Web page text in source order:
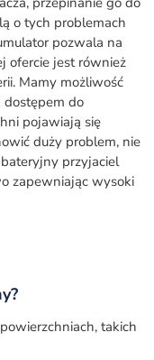
o tych problemach
pozwala na
ofercie jest również
Mamy możliwość
dostępem do
pojawiają się
duży problem, nie
przyjaciel
zapewniając wysoki
takich